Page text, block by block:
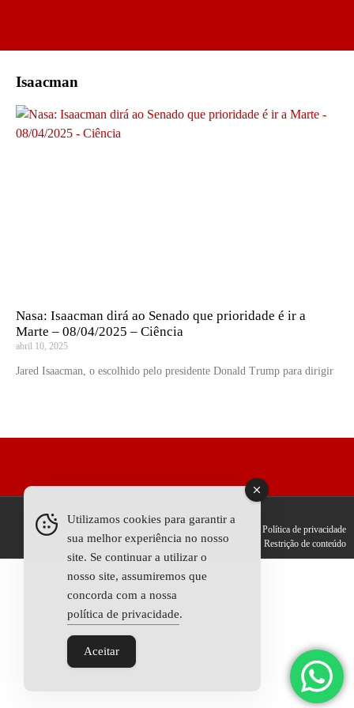
Isaacman
Nasa: Isaacman dirá ao Senado que prioridade é ir a
Marte – 08/04/2025 – Ciência
abril 10, 2025
Jared Isaacman, o escolhido pelo presidente Donald Trump para dirigir
Todos os Direitos Reservados © 2025
Política de privacidade
Restrição de conteúdo
Utilizamos cookies para garantir a
sua melhor experiência no nosso
site. Se continuar a utilizar o
nosso site, assumiremos que
concorda com a nossa
política de privacidade.
Aceitar